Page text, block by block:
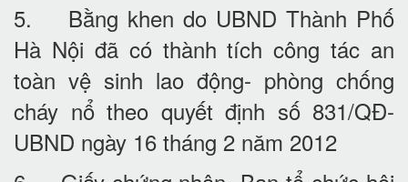
5. Bằng khen do UBND Thành Phố
Hà Nội đã có thành tích công tác an
toàn vệ sinh lao động- phòng chống
cháy nổ theo quyết định số 831/QĐ-
UBND ngày 16 tháng 2 năm 2012